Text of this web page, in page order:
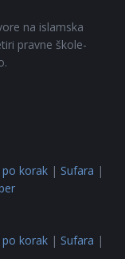
na islamska
pravne škole-
korak | Sufara |
korak | Sufara |